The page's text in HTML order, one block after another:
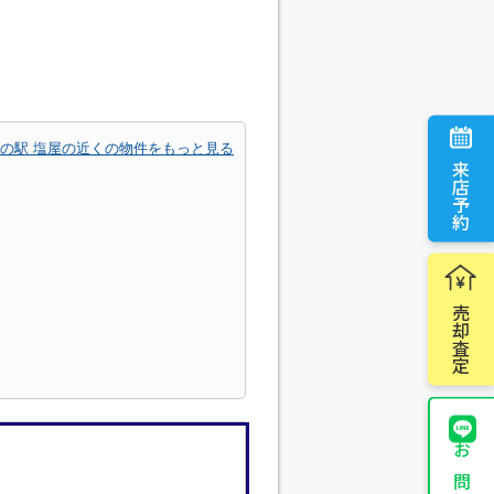
来店予約
売却査定
駅 塩屋の近くの物件をもっと見る